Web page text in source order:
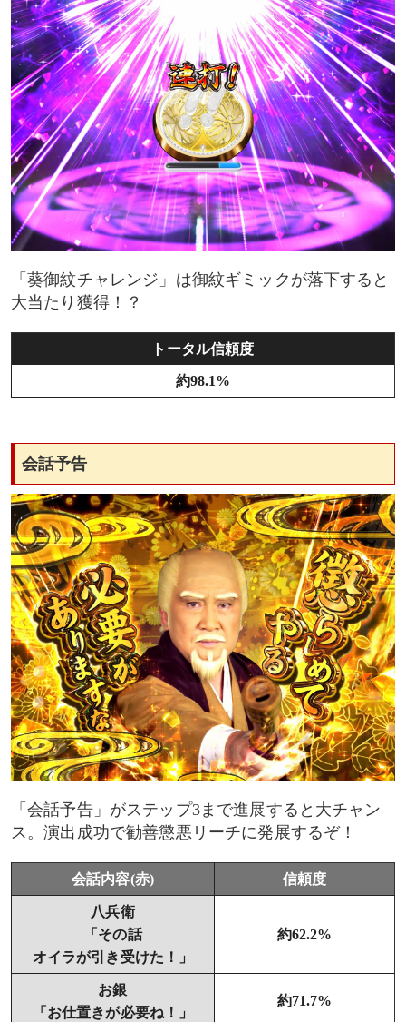
「葵御紋チャレンジ」は御紋ギミックが落下すると
大当たり獲得！？
トータル信頼度
約98.1%
会話予告
「会話予告」がステップ3まで進展すると大チャン
ス。演出成功で勧善懲悪リーチに発展するぞ！
会話内容(赤) 信頼度
八兵衛
「その話
オイラが引き受けた！」
約62.2%
お銀
「お仕置きが必要ね！」
約71.7%